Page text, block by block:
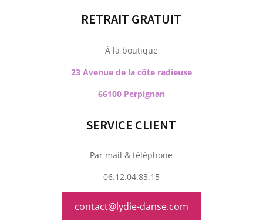
RETRAIT GRATUIT
À la boutique
23 Avenue de la côte radieuse
66100 Perpignan
SERVICE CLIENT
Par mail & téléphone
06.12.04.83.15
contact@lydie-danse.com